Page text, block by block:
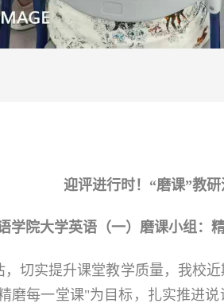
迎评进行时！“磨课”教研
学院大学英语（一）磨课小组：
切实提升课堂教学质量，我校
磨每一堂课"为目标，扎实推进